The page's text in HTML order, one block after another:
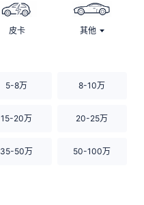
皮卡 其他
5-8万 8-10万
15-20万 20-25万
35-50万 50-100万